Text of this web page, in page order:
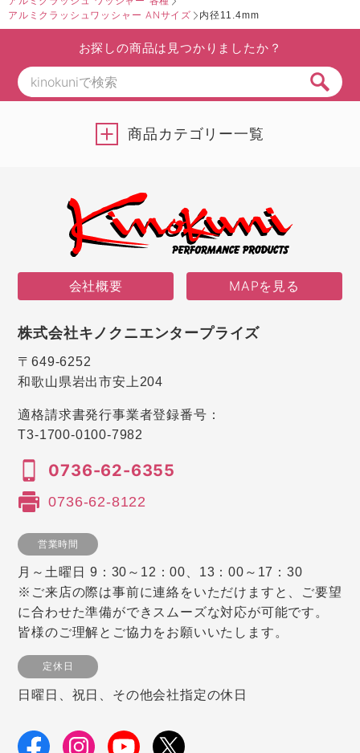
アルミクラッシュワッシャー ANサイズ
内径11.4mm
お探しの商品は見つかりましたか？
商品カテゴリー一覧
会社概要 MAPを見る
株式会社キノクニエンタープライズ
〒649-6252
和歌山県岩出市安上204
適格請求書発行事業者登録番号：
T3-1700-0100-7982
0736-62-6355
0736-62-8122
営業時間
月～土曜日 9：30～12：00、13：00～17：30
※ご来店の際は事前に連絡をいただけますと、ご要望
に合わせた準備ができスムーズな対応が可能です。
皆様のご理解とご協力をお願いいたします。
定休日
日曜日、祝日、その他会社指定の休日